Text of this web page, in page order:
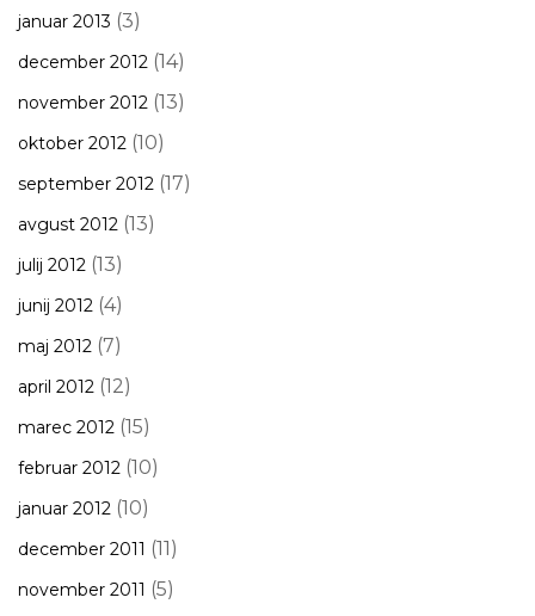
januar 2013 (3)
december 2012 (14)
november 2012 (13)
oktober 2012 (10)
september 2012 (17)
avgust 2012 (13)
julij 2012 (13)
junij 2012 (4)
maj 2012 (7)
april 2012 (12)
marec 2012 (15)
februar 2012 (10)
januar 2012 (10)
december 2011 (11)
november 2011 (5)